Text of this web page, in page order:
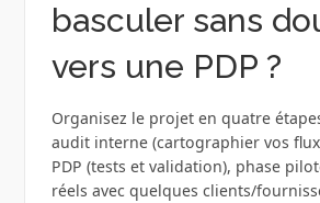
basculer sans
vers une PDP ?
Organisez le projet en quatre
audit interne (cartographier vos
PDP (tests et validation), phase
réels avec quelques clients/